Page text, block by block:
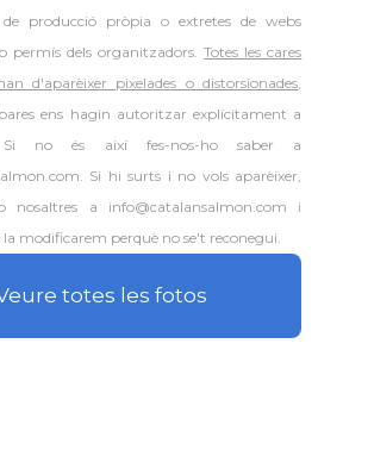
producció pròpia o extretes de webs
permís dels organitzadors.Totes les cares
d'aparèixer pixelades o distorsionades,
ens hagin autoritzar explícitament a
Si no és així fes-nos-ho saber a
Si hi surts i no vols aparèixer,
nosaltres a info@catalansalmon.com i
modificarem perquè no se't reconegui.
totes les fotos